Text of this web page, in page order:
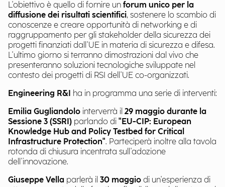
L'obiettivo è quello di fornire un forum unico per la
diffusione dei risultati scientifici, sostenere lo scambio di
conoscenze e creare opportunità di networking e di
raggruppamento per gli stakeholder della sicurezza dei
progetti finanziati dall'UE in materia di sicurezza e difesa.
L'ultimo giorno si terranno dimostrazioni dal vivo che
presenteranno soluzioni tecnologiche sviluppate nel
contesto dei progetti di RSI dell'UE co-organizzati.
Engineering R&I ha in programma una serie di interventi:
Emilia Gugliandolo interverrà il 29 maggio durante la
Sessione 3 (SSRI) parlando di "EU-CIP: European
Knowledge Hub and Policy Testbed for Critical
Infrastructure Protection". Parteciperà inoltre alla tavola
rotonda di chiusura incentrata sull'adozione
dell'innovazione.
Giuseppe Vella parlerà il 30 maggio di un'esperienza di